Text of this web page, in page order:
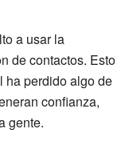
a usar la
de contactos. Esto
ha perdido algo de
confianza,
gente.